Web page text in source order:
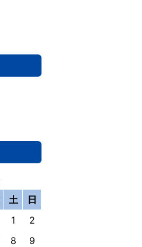
土
日
1
2
8
9